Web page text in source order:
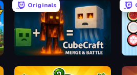
Originals
CubeCraft: Merge & Battle